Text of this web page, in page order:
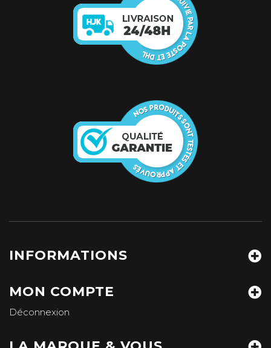
INFORMATIONS
MON COMPTE
Déconnexion